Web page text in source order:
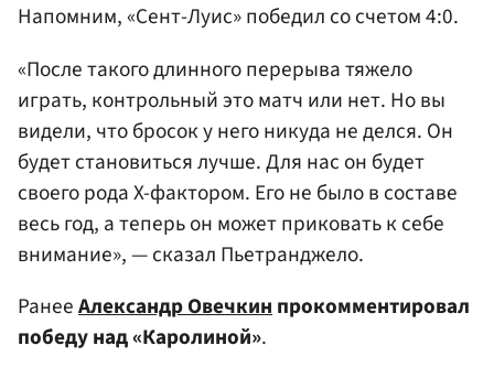
Напомним, «Сент-Луис» победил со счетом 4:0.
«После такого длинного перерыва тяжело
играть, контрольный это матч или нет. Но вы
видели, что бросок у него никуда не делся. Он
будет становиться лучше. Для нас он будет
своего рода X-фактором. Его не было в составе
весь год, а теперь он может приковать к себе
внимание», — сказал Пьетранджело.
РанееАлександр Овечкинпрокомментировал
победу над «Каролиной».